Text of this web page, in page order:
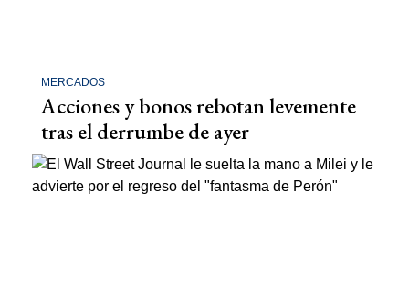
MERCADOS
Acciones y bonos rebotan levemente
tras el derrumbe de ayer